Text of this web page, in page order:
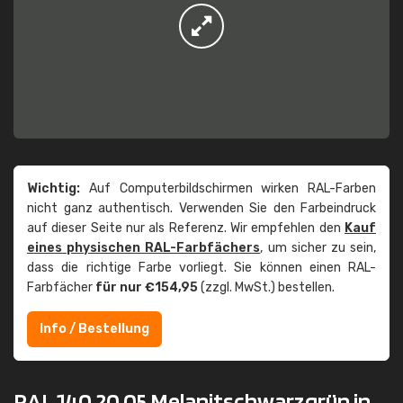
Wichtig: Auf Computerbildschirmen wirken RAL-Farben
nicht ganz authentisch. Verwenden Sie den Farbeindruck
auf dieser Seite nur als Referenz. Wir empfehlen den Kauf
eines physischen RAL-Farbfächers, um sicher zu sein,
dass die richtige Farbe vorliegt. Sie können einen RAL-
Farbfächer für nur €154,95(zzgl. MwSt.) bestellen.
Info / Bestellung